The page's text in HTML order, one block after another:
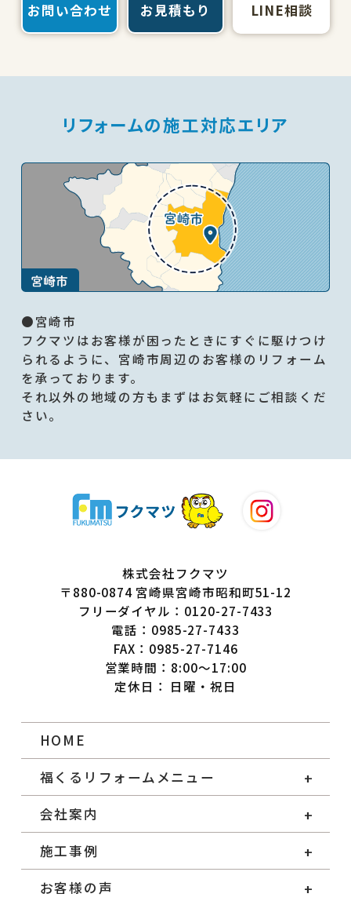
お問い合わせ お見積もり LINE相談
リフォームの施工対応エリア
●宮崎市
フクマツはお客様が困ったときにすぐに駆けつけ
られるように、宮崎市周辺のお客様のリフォーム
を承っております。
それ以外の地域の方もまずはお気軽にご相談くだ
さい。
株式会社フクマツ
〒880-0874 宮崎県宮崎市昭和町51-12
フリーダイヤル：0120-27-7433
電話：0985-27-7433
FAX：0985-27-7146
営業時間：8:00～17:00
定休日： 日曜・祝日
HOME
福くるリフォームメニュー
会社案内
施工事例
お客様の声